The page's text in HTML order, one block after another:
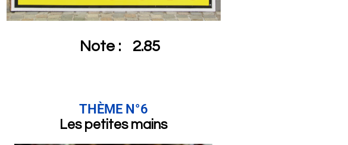
Note : 2.85
THÈME N°6
Les petites mains